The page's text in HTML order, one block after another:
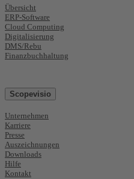
Übersicht
ERP-Software
Cloud Computing
Digitalisierung
DMS/Rebu
Finanzbuchhaltung
Scopevisio
Unternehmen
Karriere
Presse
Auszeichnungen
Downloads
Hilfe
Kontakt